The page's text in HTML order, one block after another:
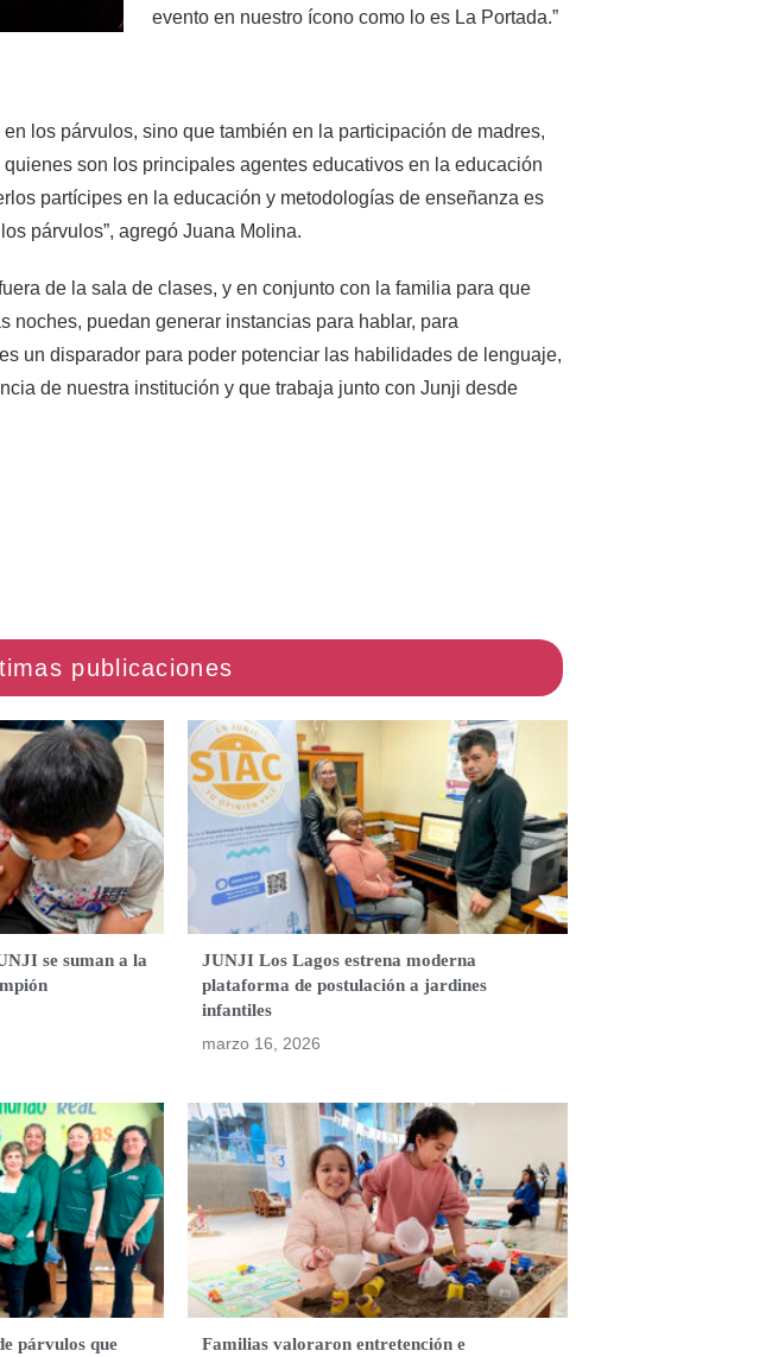
evento en nuestro ícono como lo es La Portada.”
los párvulos, sino que también en la participación de madres,
son los principales agentes educativos en la educación
partícipes en la educación y metodologías de enseñanza es
párvulos”, agregó Juana Molina.
de la sala de clases, y en conjunto con la familia para que
noches, puedan generar instancias para hablar, para
un disparador para poder potenciar las habilidades de lenguaje,
de nuestra institución y que trabaja junto con Junji desde
se suman a la
JUNJI Los Lagos estrena moderna
plataforma de postulación a jardines
infantiles
marzo 16, 2026
párvulos que
Familias valoraron entretención e